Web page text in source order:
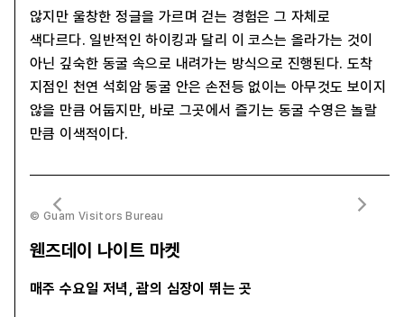
않지만 울창한 정글을 가르며 걷는 경험은 그 자체로
색다르다. 일반적인 하이킹과 달리 이 코스는 올라가는 것이
아닌 깊숙한 동굴 속으로 내려가는 방식으로 진행된다. 도착
지점인 천연 석회암 동굴 안은 손전등 없이는 아무것도 보이지
않을 만큼 어둡지만, 바로 그곳에서 즐기는 동굴 수영은 놀랄
만큼 이색적이다.
© Guam Visitors Bureau
웬즈데이 나이트 마켓
매주 수요일 저녁, 괌의 심장이 뛰는 곳